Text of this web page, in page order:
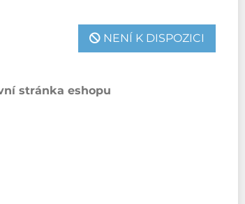
NENÍ K DISPOZICI
stránka eshopu